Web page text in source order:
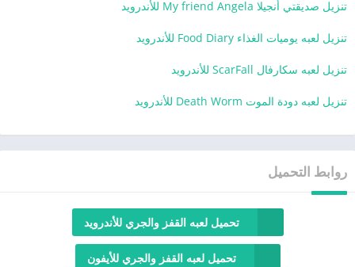
تنزيل صديقتي أنجيلا My friend Angela للأندرويد
تنزيل لعبه يوميات الغذاء Food Diary للأندرويد
تنزيل لعبه سكارفال ScarFall للأندرويد
تنزيل لعبه دودة الموت Death Worm للأندرويد
روابط التحميل
تحميل لعبه القفز والجري للأندرويد
تحميل لعبه القفز والجري للأيفون